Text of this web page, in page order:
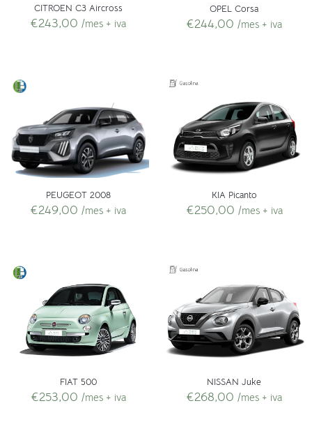
CITROEN C3 Aircross
€243,00 /mes + iva
OPEL Corsa
€244,00 /mes + iva
PEUGEOT 2008
€249,00 /mes + iva
KIA Picanto
€250,00 /mes + iva
FIAT 500
€253,00 /mes + iva
NISSAN Juke
€268,00 /mes + iva